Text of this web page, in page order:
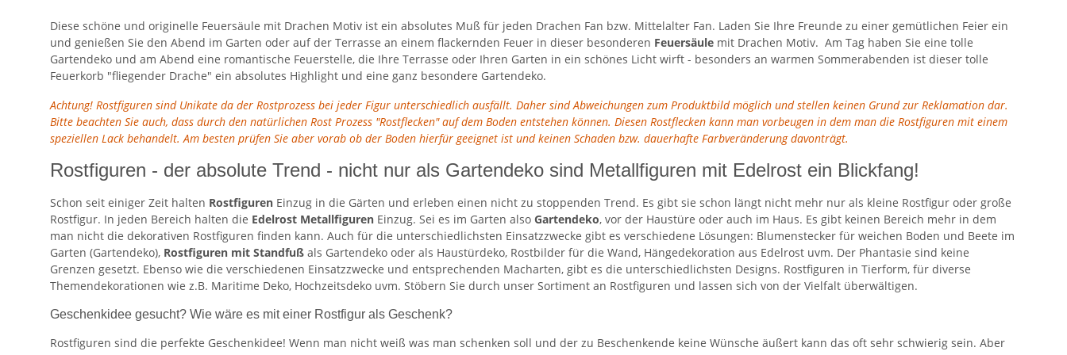
Diese schöne und originelle Feuersäule mit Drachen Motiv ist ein absolutes Muß für jeden Drachen Fan bzw. Mittelalter Fan. Laden Sie Ihre Freunde zu einer gemütlichen Feier ein
und genießen Sie den Abend im Garten oder auf der Terrasse an einem flackernden Feuer in dieser besonderen Feuersäule mit Drachen Motiv. Am Tag haben Sie eine tolle
Gartendeko und am Abend eine romantische Feuerstelle, die Ihre Terrasse oder Ihren Garten in ein schönes Licht wirft - besonders an warmen Sommerabenden ist dieser tolle
Feuerkorb "fliegender Drache" ein absolutes Highlight und eine ganz besondere Gartendeko.
Achtung! Rostfiguren sind Unikate da der Rostprozess bei jeder Figur unterschiedlich ausfällt. Daher sind Abweichungen zum Produktbild möglich und stellen keinen Grund zur Reklamation dar.
Bitte beachten Sie auch, dass durch den natürlichen Rost Prozess "Rostflecken" auf dem Boden entstehen können. Diesen Rostflecken kann man vorbeugen in dem man die Rostfiguren mit einem
speziellen Lack behandelt. Am besten prüfen Sie aber vorab ob der Boden hierfür geeignet ist und keinen Schaden bzw. dauerhafte Farbveränderung davonträgt.
Rostfiguren - der absolute Trend - nicht nur als Gartendeko sind Metallfiguren mit Edelrost ein Blickfang!
Schon seit einiger Zeit halten Rostfiguren Einzug in die Gärten und erleben einen nicht zu stoppenden Trend. Es gibt sie schon längt nicht mehr nur als kleine Rostfigur oder große
Rostfigur. In jeden Bereich halten die Edelrost Metallfiguren Einzug. Sei es im Garten also Gartendeko, vor der Haustüre oder auch im Haus. Es gibt keinen Bereich mehr in dem
man nicht die dekorativen Rostfiguren finden kann. Auch für die unterschiedlichsten Einsatzzwecke gibt es verschiedene Lösungen: Blumenstecker für weichen Boden und Beete im
Garten (Gartendeko), Rostfiguren mit Standfuß als Gartendeko oder als Haustürdeko, Rostbilder für die Wand, Hängedekoration aus Edelrost uvm. Der Phantasie sind keine
Grenzen gesetzt. Ebenso wie die verschiedenen Einsatzzwecke und entsprechenden Macharten, gibt es die unterschiedlichsten Designs. Rostfiguren in Tierform, für diverse
Themendekorationen wie z.B. Maritime Deko, Hochzeitsdeko uvm. Stöbern Sie durch unser Sortiment an Rostfiguren und lassen sich von der Vielfalt überwältigen.
Geschenkidee gesucht? Wie wäre es mit einer Rostfigur als Geschenk?
Rostfiguren sind die perfekte Geschenkidee! Wenn man nicht weiß was man schenken soll und der zu Beschenkende keine Wünsche äußert kann das oft sehr schwierig sein. Aber